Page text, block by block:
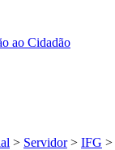
ao Cidadão
> Servidor > IFG >